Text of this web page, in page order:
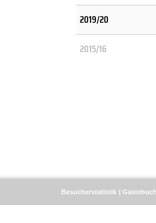
2019/20
2015/16
Besucherstatistik